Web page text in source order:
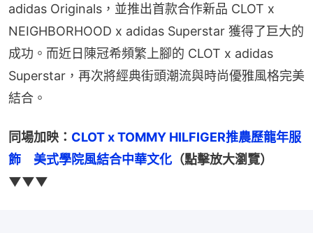
adidas Originals，並推出首款合作新品 CLOT x
NEIGHBORHOOD x adidas Superstar 獲得了巨大的
成功。而近日陳冠希頻繁上腳的 CLOT x adidas
Superstar，再次將經典街頭潮流與時尚優雅風格完美
結合。
同場加映： CLOT x TOMMY HILFIGER推農歷龍年服
飾　美式學院風結合中華文化 （點擊放大瀏覽）
▼▼▼